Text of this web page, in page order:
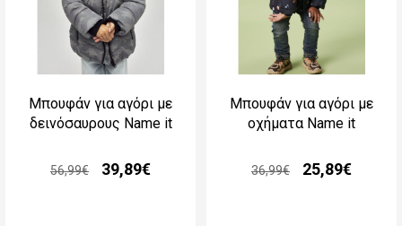
Μπουφάν για αγόρι με
δεινόσαυρους Name it
56,99€ 39,89€
Μπουφάν για αγόρι με
οχήματα Name it
36,99€ 25,89€